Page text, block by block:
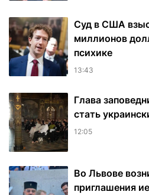
Суд в США
миллионов
психике
13:43
Глава
стать
12:05
Во Львове
приглашения